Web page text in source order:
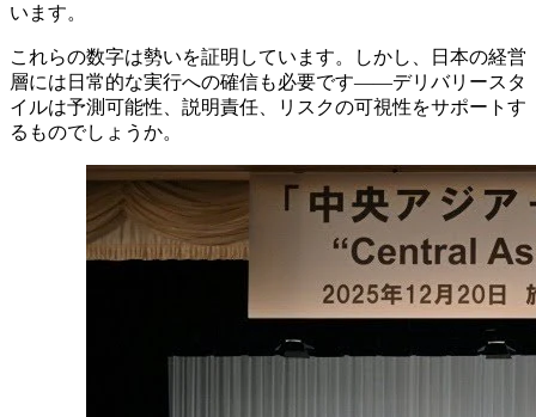
います。
これらの数字は勢いを証明しています。しかし、日本の経営
層には日常的な実行への確信も必要です——デリバリースタ
イルは予測可能性、説明責任、リスクの可視性をサポートす
るものでしょうか。